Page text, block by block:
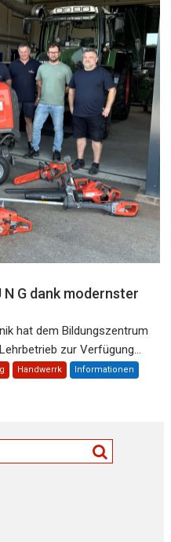
N G dank modernster
hat dem Bildungszentrum
zur Verfügung...
Handwerrk Informationen